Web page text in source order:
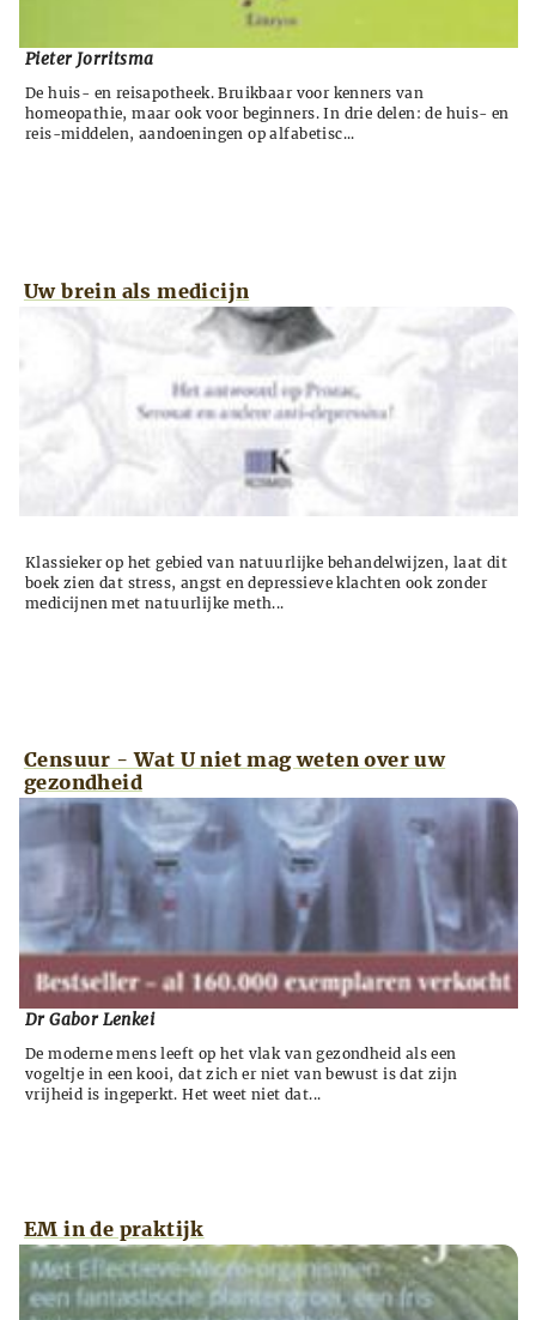
Pieter Jorritsma
De huis- en reisapotheek. Bruikbaar voor kenners van
homeopathie, maar ook voor beginners. In drie delen: de huis- en
reis-middelen, aandoeningen op alfabetisc...
Uw brein als medicijn
Klassieker op het gebied van natuurlijke behandelwijzen, laat dit
boek zien dat stress, angst en depressieve klachten ook zonder
medicijnen met natuurlijke meth...
Censuur - Wat U niet mag weten over uw
gezondheid
Dr Gabor Lenkei
De moderne mens leeft op het vlak van gezondheid als een
vogeltje in een kooi, dat zich er niet van bewust is dat zijn
vrijheid is ingeperkt. Het weet niet dat...
EM in de praktijk